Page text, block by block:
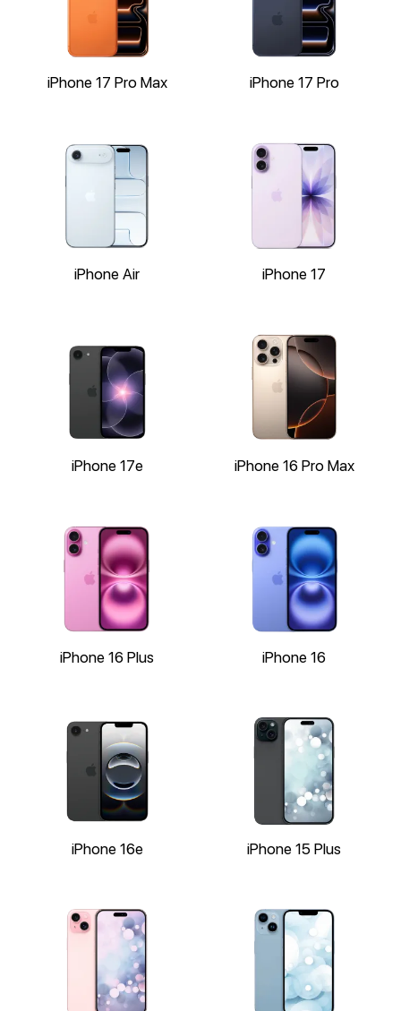
iPhone 17 Pro Max iPhone 17 Pro
iPhone Air iPhone 17
iPhone 17e iPhone 16 Pro Max
iPhone 16 Plus iPhone 16
iPhone 16e iPhone 15 Plus